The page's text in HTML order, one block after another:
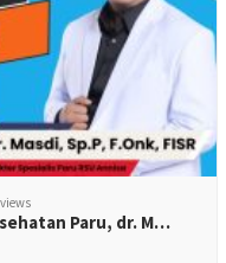
views
Paru, dr. M…